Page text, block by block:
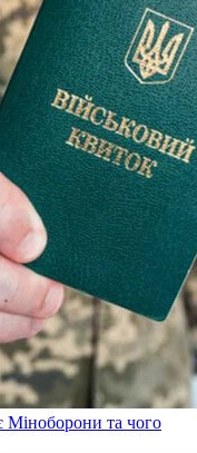
Міноборони та чого